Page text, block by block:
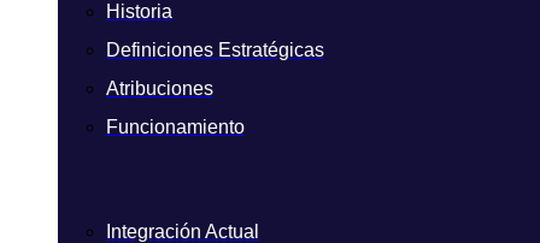
Historia
Definiciones Estratégicas
Atribuciones
Funcionamiento
Integración Actual